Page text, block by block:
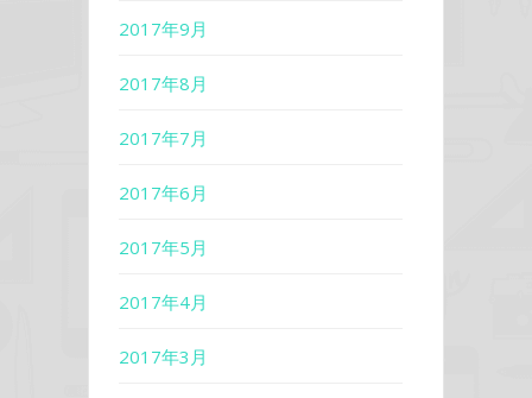
2017年9月
2017年8月
2017年7月
2017年6月
2017年5月
2017年4月
2017年3月